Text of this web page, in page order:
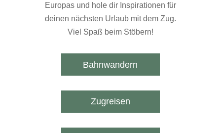
Europas und hole dir Inspirationen für
deinen nächsten Urlaub mit dem Zug.
Viel Spaß beim Stöbern!
Bahnwandern
Zugreisen